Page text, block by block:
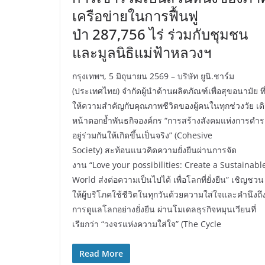
เครือข่ายในการฟื้นฟู
ป่า 287,756 ไร่ ร่วมกับชุมชน
และมูลนิธิแม่ฟ้าหลวงฯ
กรุงเทพฯ, 5 มิถุนายน 2569 – บริษัท ยูนิ.ชาร์ม
(ประเทศไทย) จำกัดผู้นำด้านผลิตภัณฑ์เพื่อสุขอนามัย ที่
ให้ความสำคัญกับคุณภาพชีวิตของผู้คนในทุกช่วงวัย เ
หน้าตอกย้ำพันธกิจองค์กร “การสร้างสังคมแห่งการดำร
อยู่ร่วมกันให้เกิดขึ้นเป็นจริง” (Cohesive
Society) สะท้อนแนวคิดความยั่งยืนผ่านการจัด
งาน “Love your possibilities: Create a
World ส่งต่อความเป็นไปได้ เพื่อโลกที่ยั่งยืน” เชิญชวน
ให้ผู้บริโภคใช้ชีวิตในทุกวันด้วยความใส่ใจและคำนึงถึง
การดูแลโลกอย่างยั่งยืน ผ่านโมเดลธุรกิจหมุนเวียนที่
เรียกว่า “วงจรแห่งความใส่ใจ” (The Cycle
Read More